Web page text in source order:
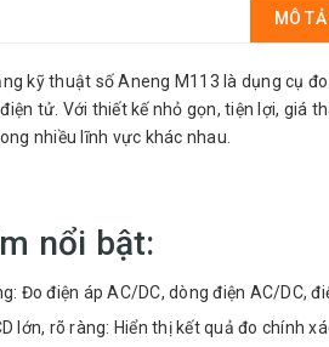
MÔ
kỹ thuật số Aneng M113 là dụng cụ
tử. Với thiết kế nhỏ gọn, tiện lợi, giá
nhiều lĩnh vực khác nhau.
nổi bật:
Đo điện áp AC/DC, dòng điện AC/DC,
lớn, rõ ràng: Hiển thị kết quả đo chính